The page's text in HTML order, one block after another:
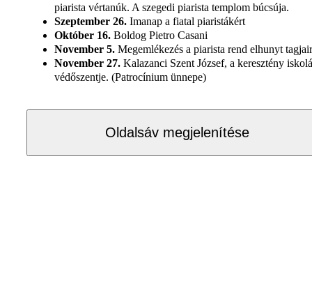
piarista vértanúk. A szegedi piarista templom búcsúja.
Szeptember 26. Imanap a fiatal piaristákért
Október 16. Boldog Pietro Casani
November 5. Megemlékezés a piarista rend elhunyt
November 27. Kalazanci Szent József, a keresztény
védőszentje. (Patrocínium ünnepe)
Oldalsáv megjelenítése